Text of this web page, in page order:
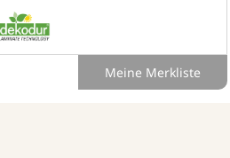
Meine Merkliste